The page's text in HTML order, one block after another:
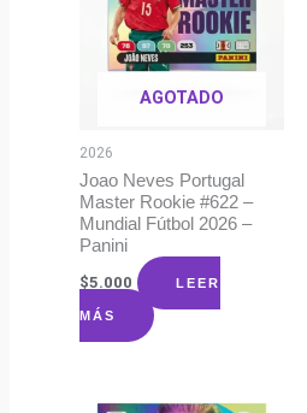
AGOTADO
2026
Joao Neves Portugal
Master Rookie #622 –
Mundial Fútbol 2026 –
Panini
$5.000 LEER
MÁS